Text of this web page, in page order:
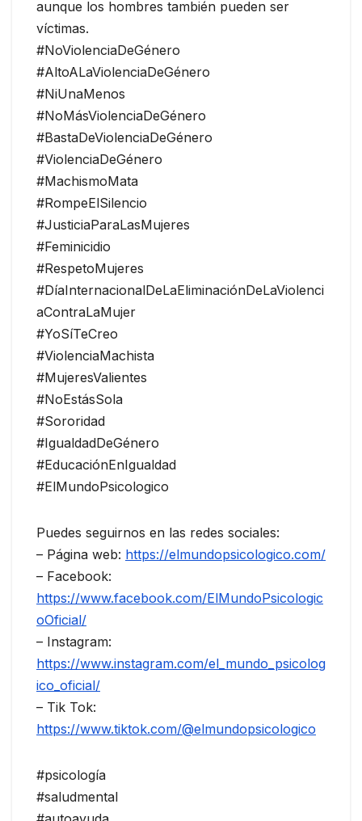
aunque los hombres también pueden ser
víctimas.
#NoViolenciaDeGénero
#AltoALaViolenciaDeGénero
#NiUnaMenos
#NoMásViolenciaDeGénero
#BastaDeViolenciaDeGénero
#ViolenciaDeGénero
#MachismoMata
#RompeElSilencio
#JusticiaParaLasMujeres
#Feminicidio
#RespetoMujeres
#DíaInternacionalDeLaEliminaciónDeLaViolenci
aContraLaMujer
#YoSíTeCreo
#ViolenciaMachista
#MujeresValientes
#NoEstásSola
#Sororidad
#IgualdadDeGénero
#EducaciónEnIgualdad
#ElMundoPsicologico
Puedes seguirnos en las redes sociales:
– Página web: https://elmundopsicologico.com/
– Facebook:
https://www.facebook.com/ElMundoPsicologic
oOficial/
– Instagram:
https://www.instagram.com/el_mundo_psicolog
ico_oficial/
– Tik Tok:
https://www.tiktok.com/@elmundopsicologico
#psicología
#saludmental